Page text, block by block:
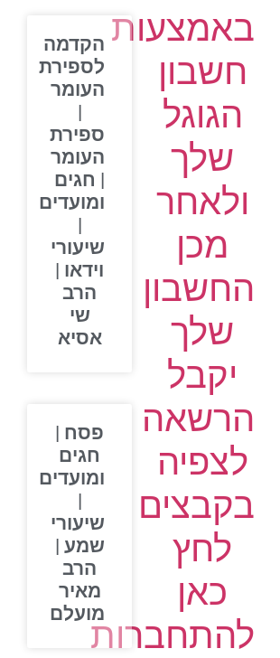
באמצעות
חשבון
הגוגל
שלך
ולאחר
מכן
החשבון
שלך
יקבל
הרשאה
לצפיה
בקבצים
לחץ
כאן
להתחברות
הקדמה
לספירת
העומר
ספירת
העומר
| חגים
ומועדים
שיעורי
וידאו |
הרב
שי
אסיא
פסח |
חגים
ומועדים
שיעורי
שמע |
הרב
מאיר
מועלם